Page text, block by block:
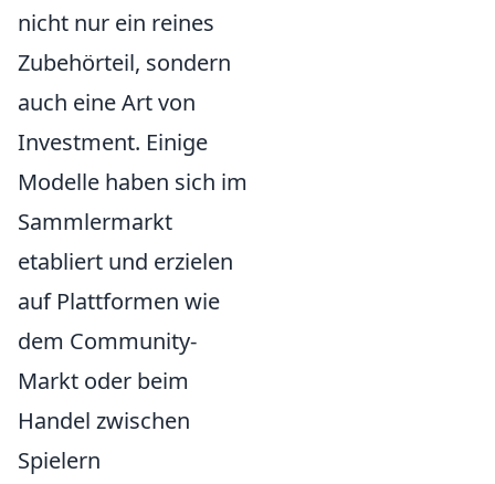
nicht nur ein reines
Zubehörteil, sondern
auch eine Art von
Investment. Einige
Modelle haben sich im
Sammlermarkt
etabliert und erzielen
auf Plattformen wie
dem Community-
Markt oder beim
Handel zwischen
Spielern